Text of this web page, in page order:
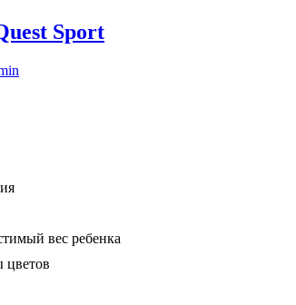
Sport
вес ребенка
цветов